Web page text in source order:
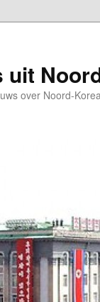
uit
over Noord-